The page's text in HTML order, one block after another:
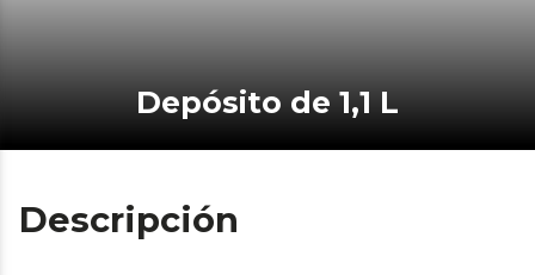
Depósito de 1,1 L
Descripción